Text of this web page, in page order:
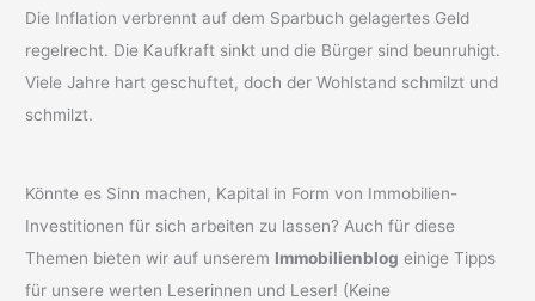
Die Inflation verbrennt auf dem Sparbuch gelagertes Geld
regelrecht. Die Kaufkraft sinkt und die Bürger sind beunruhigt.
Viele Jahre hart geschuftet, doch der Wohlstand schmilzt und
schmilzt.
Könnte es Sinn machen, Kapital in Form von Immobilien-
Investitionen für sich arbeiten zu lassen? Auch für diese
Themen bieten wir auf unserem Immobilienblog einige Tipps
für unsere werten Leserinnen und Leser! (Keine